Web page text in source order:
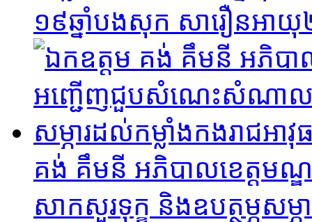
១៩ឆ្នាំបងសុក សារឿនអាយុ
គង់ គឹមនី អភិបាលខេត្ត
សាកសួរទុក្ខ និងឧបត្ថម្ភសម្ភ